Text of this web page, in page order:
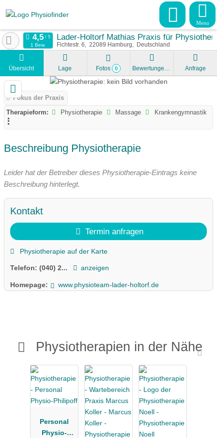
Menu
Lader-Holtorf Mathias Praxis für
Fichtestr. 6 22089 Hamburg Deutschland
1 Bew.
Übersicht Lage Fotos 0 Bewertungen Anfrage
Fokus der Praxis
Therapieform:
Physiotherapie Massage Krankengymnastik
Beschreibung Physiotherapie
Leider hat der Betreiber dieses Physiotherapie-Eintrags keine
Beschreibung hinterlegt.
Kontakt
Termin anfragen
Physiotherapie auf der Karte
Telefon: (040) 2... anzeigen
Homepage: www.physioteam-lader-holtorf.de
Physiotherapien in der Nähe
Personal
Physio-